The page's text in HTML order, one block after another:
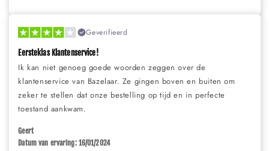
Geverifieerd
Eersteklas Klantenservice!
Ik kan niet genoeg goede woorden zeggen over de
klantenservice van Bazelaar. Ze gingen boven en buiten om
zeker te stellen dat onze bestelling op tijd en in perfecte
toestand aankwam.
Geert
Datum van ervaring: 16/01/2024